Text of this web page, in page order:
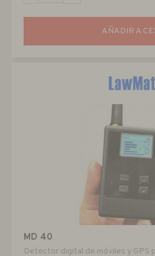
AÑADIR A
MD 40
Detector digital de móviles y GPS